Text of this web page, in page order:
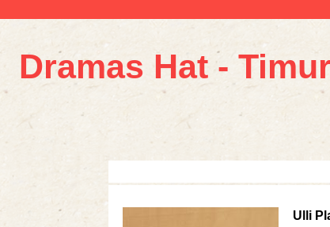
Dramas Hat -
Ulli